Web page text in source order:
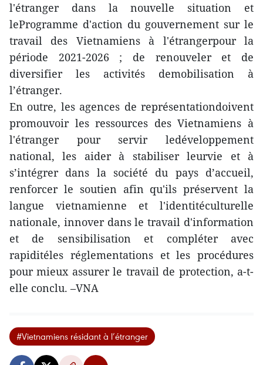
l'étranger dans la nouvelle situation et
leProgramme d'action du gouvernement sur le
travail des Vietnamiens à l'étrangerpour la
période 2021-2026 ; de renouveler et de
diversifier les activités demobilisation à
l’étranger.
En outre, les agences de représentationdoivent
promouvoir les ressources des Vietnamiens à
l'étranger pour servir ledéveloppement
national, les aider à stabiliser leurvie et à
s’intégrer dans la société du pays d’accueil,
renforcer le soutien afin qu'ils préservent la
langue vietnamienne et l'identitéculturelle
nationale, innover dans le travail d'information
et de sensibilisation et compléter avec
rapiditéles réglementations et les procédures
pour mieux assurer le travail de protection, a-t-
elle conclu. –VNA
#Vietnamiens résidant à l’étranger